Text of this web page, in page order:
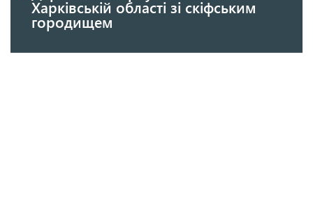
Харківській області зі скіфським
городищем